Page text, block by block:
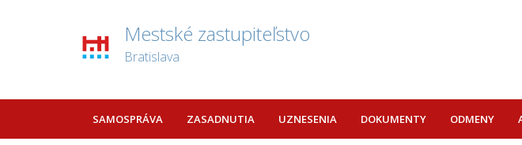
Mestské zastupiteľstvo
Bratislava
SAMOSPRÁVA ZASADNUTIA UZNESENIA DOKUMENTY ODMENY